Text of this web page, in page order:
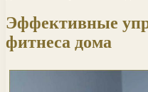
Эффективные
фитнеса дома